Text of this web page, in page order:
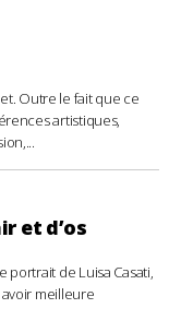
Outre le fait que ce
artistiques,
et d’os
portrait de Luisa Casati,
meilleure